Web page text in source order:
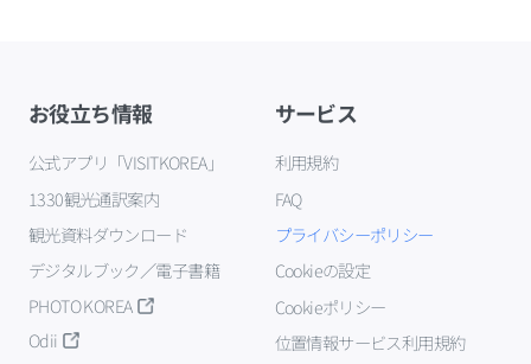
お役立ち情報
公式アプリ「VISITKOREA」
1330観光通訳案内
観光資料ダウンロード
デジタルブック／電子書籍
PHOTO KOREA
Odii
サービス
利用規約
FAQ
プライバシーポリシー
Cookieの設定
Cookieポリシー
位置情報サービス利用規約